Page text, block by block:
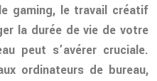
gaming, le travail créatif
la durée de vie de votre
peut s’avérer cruciale.
ordinateurs de bureau,